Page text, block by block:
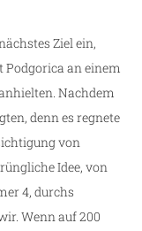
Ziel ein,
Podgorica an einem
Nachdem
denn es regnete
von
Idee, von
4, durchs
Wenn auf 200